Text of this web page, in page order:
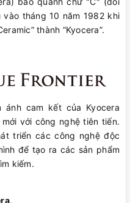
tháng 10 năm 1982 khi
thành “Kyocera”.
ánh cam kết của Kyocera
với công nghệ tiên tiến.
triển các công nghệ độc
để tạo ra các sản phẩm
kiếm.
,